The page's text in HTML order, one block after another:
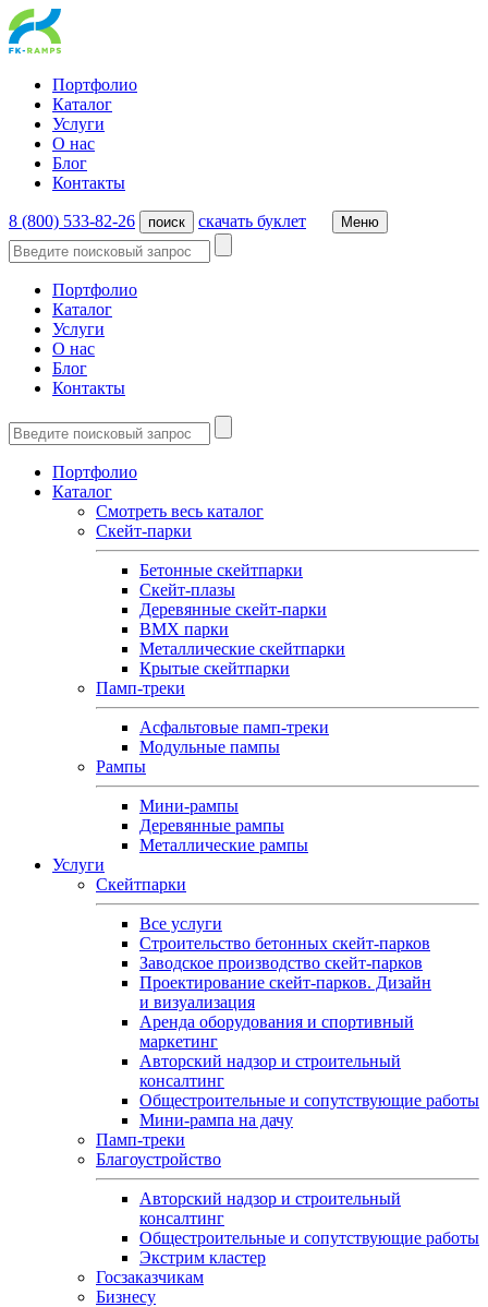
Портфолио
Каталог
Услуги
О нас
Блог
Контакты
8 (800) 533-82-26 поиск cкачать буклет Меню
Портфолио
Каталог
Услуги
О нас
Блог
Контакты
Портфолио
Каталог
Смотреть весь каталог
Скейт-парки
Бетонные скейтпарки
Скейт‑плазы
Деревянные скейт‑парки
BMX парки
Металлические скейтпарки
Крытые скейтпарки
Памп-треки
Асфальтовые памп‑треки
Модульные пампы
Рампы
Мини-рампы
Деревянные рампы
Металлические рампы
Услуги
Скейтпарки
Все услуги
Строительство бетонных скейт-парков
Заводское производство скейт-парков
Проектирование скейт-парков. Дизайн
и визуализация
Аренда оборудования и спортивный
маркетинг
Авторский надзор и строительный
консалтинг
Общестроительные и сопутствующие работы
Мини-рампа на дачу
Памп‑треки
Благоустройство
Авторский надзор и строительный
консалтинг
Общестроительные и сопутствующие работы
Экстрим кластер
Госзаказчикам
Бизнесу